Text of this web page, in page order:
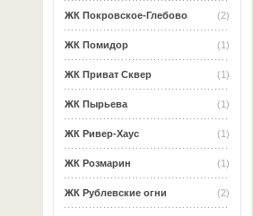
(2)
ЖК Покровское-Глебово
(1)
ЖК Помидор
(1)
ЖК Приват Сквер
(1)
ЖК Пырьева
(1)
ЖК Ривер-Хаус
(1)
ЖК Розмарин
(2)
ЖК Рублевские огни